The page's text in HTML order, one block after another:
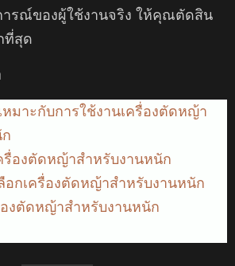
ารณ์ของผู้ใช้งานจริง ให้คุณตัดสิน
ที่สุด
มาะกับการใช้งานเครื่องตัดหญ้า
รื่องตัดหญ้าสำหรับงานหนัก
อกเครื่องตัดหญ้าสำหรับงานหนัก
งตัดหญ้าสำหรับงานหนัก